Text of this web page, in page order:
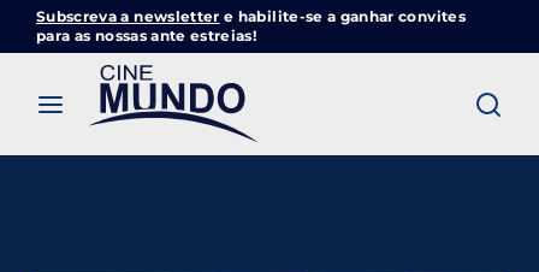
Subscreva a newsletter e habilite-se a ganhar convites
para as nossas ante estreias!
Cinemundo – Onde O Cinema Acontece
Login